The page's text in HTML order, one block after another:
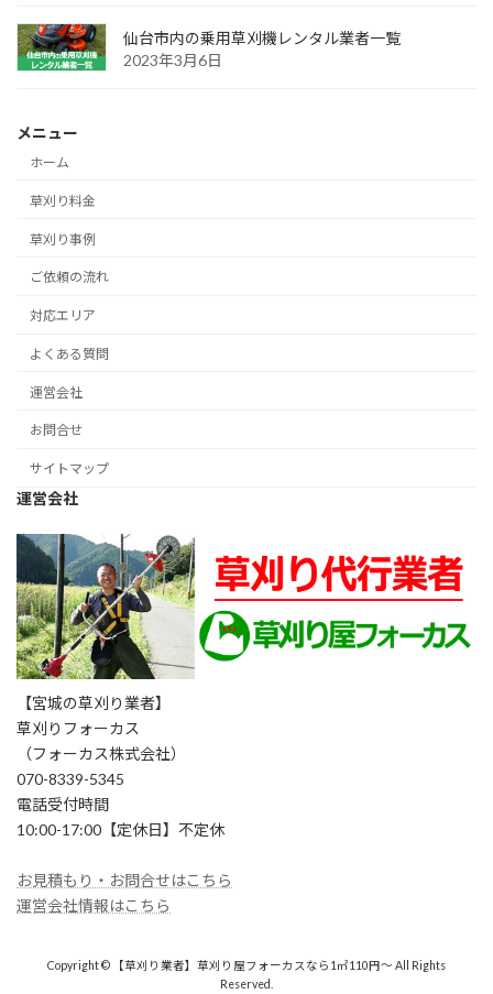
仙台市内の乗用草刈機レンタル業者一覧
2023年3月6日
メニュー
ホーム
草刈り料金
草刈り事例
ご依頼の流れ
対応エリア
よくある質問
運営会社
お問合せ
サイトマップ
運営会社
【宮城の草刈り業者】
草刈りフォーカス
（フォーカス株式会社）
070-8339-5345
電話受付時間
10:00-17:00【定休日】不定休
お見積もり・お問合せはこちら
運営会社情報はこちら
Copyright © 【草刈り業者】草刈り屋フォーカスなら1㎡110円～ All Rights
Reserved.